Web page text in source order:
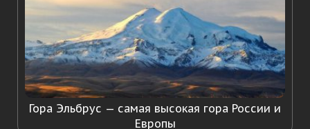
Гора Эльбрус — самая высокая гора России и
Европы